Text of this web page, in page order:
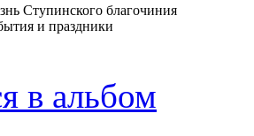
Ступинского благочиния
и праздники
в альбом